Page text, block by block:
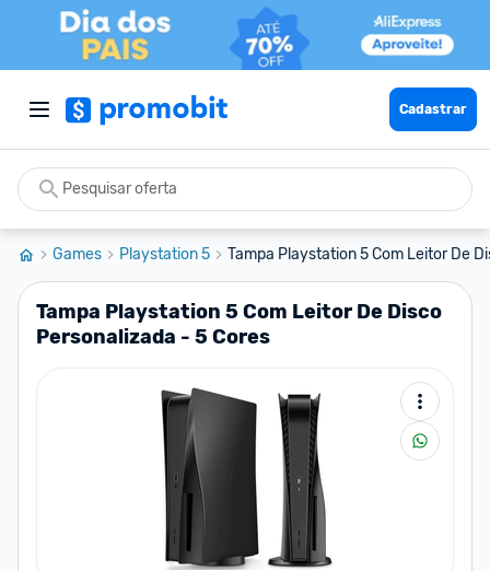
Cadastrar
Games Playstation 5 Tampa Playstation 5 Com Leitor De
Tampa Playstation 5 Com Leitor De Disco
Personalizada - 5 Cores